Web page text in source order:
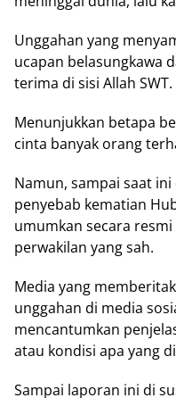
Unggahan yang
ucapan belasungkawa
terima di sisi Allah SWT.
Menunjukkan betapa
cinta banyak orang
Namun, sampai saat
penyebab kematian
umumkan secara
perwakilan yang sah.
Media yang
unggahan di media
mencantumkan
atau kondisi apa yang
Sampai laporan ini di